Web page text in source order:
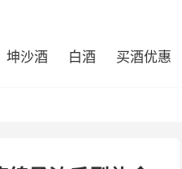
坤沙酒 白酒 买酒优惠